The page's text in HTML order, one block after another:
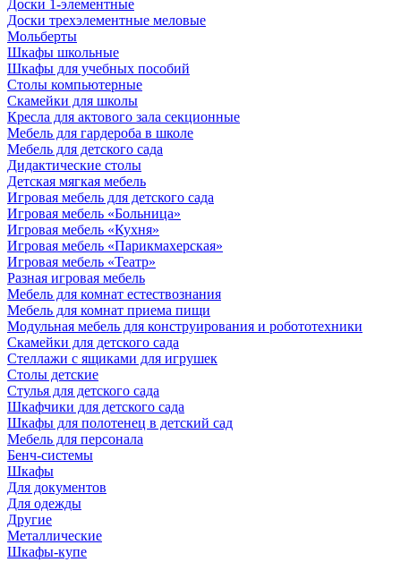
Доски 1-элементные
Доски трехэлементные меловые
Мольберты
Шкафы школьные
Шкафы для учебных пособий
Столы компьютерные
Скамейки для школы
Кресла для актового зала секционные
Мебель для гардероба в школе
Мебель для детского сада
Дидактические столы
Детская мягкая мебель
Игровая мебель для детского сада
Игровая мебель «Больница»
Игровая мебель «Кухня»
Игровая мебель «Парикмахерская»
Игровая мебель «Театр»
Разная игровая мебель
Мебель для комнат естествознания
Мебель для комнат приема пищи
Модульная мебель для конструирования и робототехники
Скамейки для детского сада
Стеллажи с ящиками для игрушек
Столы детские
Стулья для детского сада
Шкафчики для детского сада
Шкафы для полотенец в детский сад
Мебель для персонала
Бенч-системы
Шкафы
Для документов
Для одежды
Другие
Металлические
Шкафы-купе